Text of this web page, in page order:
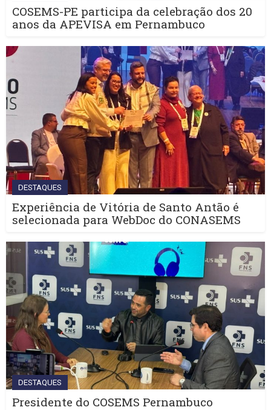
COSEMS-PE participa da celebração dos 20
anos da APEVISA em Pernambuco
DESTAQUES
Experiência de Vitória de Santo Antão é
selecionada para WebDoc do CONASEMS
DESTAQUES
Presidente do COSEMS Pernambuco